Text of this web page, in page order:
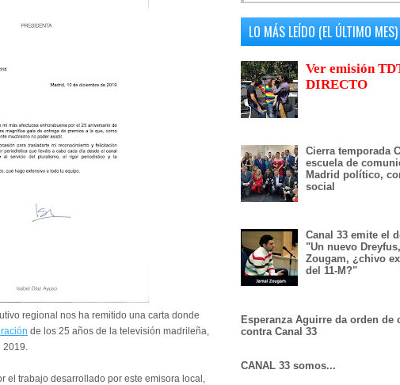
regional nos ha remitido una carta donde
de los 25 años de la televisión madrileña,
2019.
el trabajo desarrollado por este emisora local,
LO MÁS LEÍDO (EL ÚLTIMO MES)
Ver emisión
DIRECTO
Cierra temporada
escuela de
Madrid político,
social
Canal 33 emite el
"Un nuevo
Zougam, ¿chivo
del 11-M?"
Esperanza Aguirre da orden de
contra Canal 33
CANAL 33 somos...